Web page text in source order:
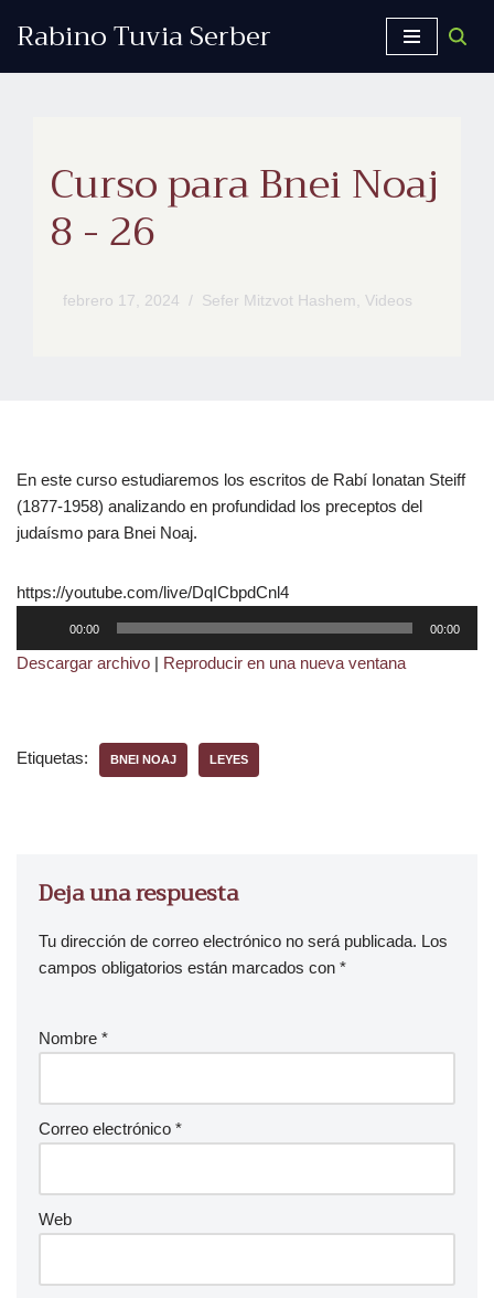
Rabino Tuvia Serber
Curso para Bnei Noaj
8 - 26
febrero 17, 2024 Sefer Mitzvot Hashem, Videos
En este curso estudiaremos los escritos de Rabí Ionatan Steiff
(1877-1958) analizando en profundidad los preceptos del
judaísmo para Bnei Noaj.
https://youtube.com/live/DqICbpdCnl4
p
d
00:00 00:00
Descargar archivo | Reproducir en una nueva ventana
Etiquetas: BNEI NOAJ LEYES
Deja una respuesta
Tu dirección de correo electrónico no será publicada. Los
campos obligatorios están marcados con *
Nombre *
Correo electrónico *
Web